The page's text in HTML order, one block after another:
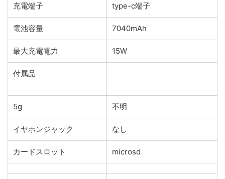
充電端子 type-c端子
電池容量 7040mAh
最大充電電力 15W
付属品
5g 不明
イヤホンジャック なし
カードスロット microsd